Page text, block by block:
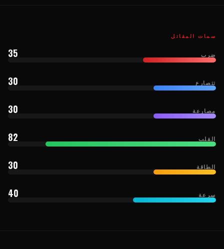
سمات المقاتل
ضرب 35
تتصارع 30
مصارعة 30
القلب 82
الطاقة 30
سرعة 40